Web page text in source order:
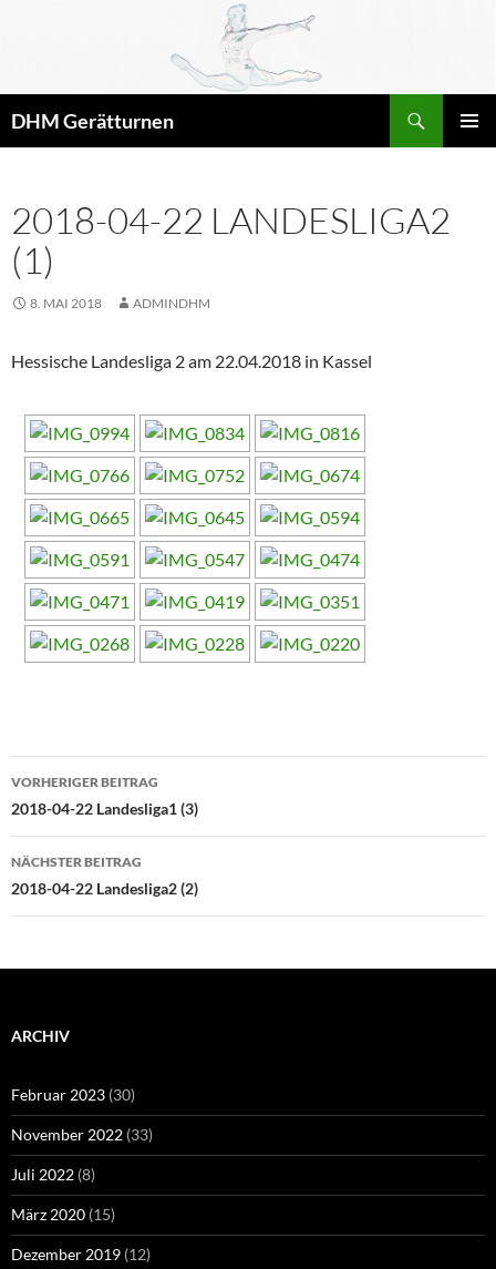
DHM Gerätturnen
2018-04-22 LANDESLIGA2
(1)
8. MAI 2018 ADMINDHM
Hessische Landesliga 2 am 22.04.2018 in Kassel
Beitragsnavigation
VORHERIGER BEITRAG
2018-04-22 Landesliga1 (3)
NÄCHSTER BEITRAG
2018-04-22 Landesliga2 (2)
ARCHIV
Februar 2023 (30)
November 2022 (33)
Juli 2022 (8)
März 2020 (15)
Dezember 2019 (12)